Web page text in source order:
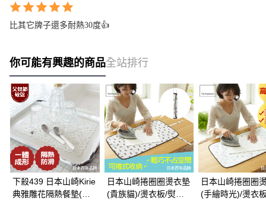
比其它牌子還多耐熱30度👍
你可能有興趣的商品全站排行
下殺439 日本山崎Kirie
典雅雕花隔熱餐墊(白)/
日本山崎捲圈圈燙衣墊
(貴族貓)/燙衣板/熨燙
日本山崎捲圈圈
(手繪時光)/燙衣